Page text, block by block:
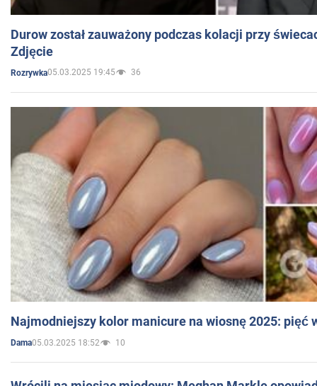
Durow został zauważony podczas kolacji przy
Zdjęcie
Rozrywka05.03.2025 19:45 36
Najmodniejszy kolor manicure na wiosnę 2025: pięć
Dama05.03.2025 18:52 10